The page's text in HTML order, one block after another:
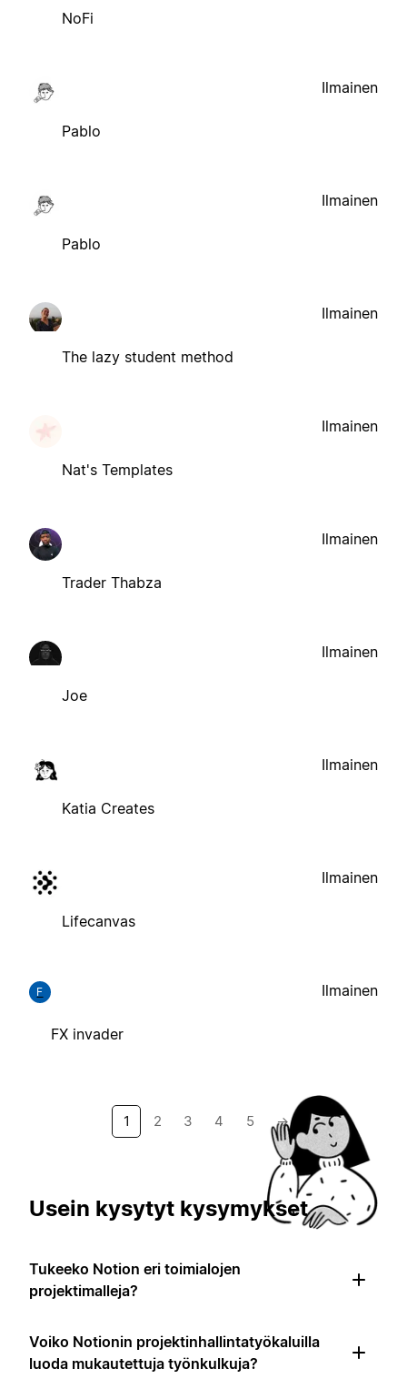
NoFi
Pablo
Ilmainen
Pablo
Ilmainen
The lazy student method
Ilmainen
Nat's Templates
Ilmainen
Trader Thabza
Ilmainen
Joe
Ilmainen
Katia Creates
Ilmainen
Lifecanvas
Ilmainen
F
FX invader
Ilmainen
1 2 3 4 5 →
Usein kysytyt kysymykset
Tukeeko Notion eri toimialojen
projektimalleja?
Voiko Notionin projektinhallintatyökaluilla
luoda mukautettuja työnkulkuja?